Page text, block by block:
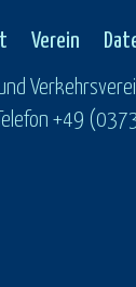
Verein
+49